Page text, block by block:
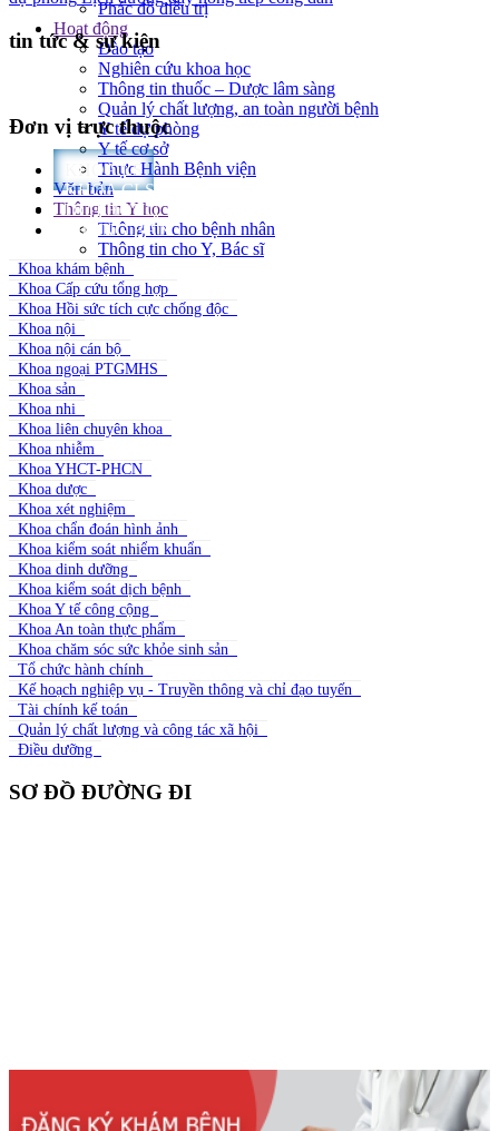
Phác đồ điều trị
Hoạt động
Đào tạo
Nghiên cứu khoa học
Thông tin thuốc – Dược lâm sàng
Quản lý chất lượng, an toàn người bệnh
Y tế dự phòng
Y tế cơ sở
Thực Hành Bệnh viện
Văn bản
Thông tin Y học
Thông tin cho bệnh nhân
Thông tin cho Y, Bác sĩ
tin tức & sự kiện
Đơn vị trực thuộc
KHOA LS
KHOA CLS
DỰ PHÒNG
PHÒNG BAN
Khoa khám bệnh
Khoa Cấp cứu tổng hợp
Khoa Hồi sức tích cực chống độc
Khoa nội
Khoa nội cán bộ
Khoa ngoại PTGMHS
Khoa sản
Khoa nhi
Khoa liên chuyên khoa
Khoa nhiễm
Khoa YHCT-PHCN
Khoa dược
Khoa xét nghiệm
Khoa chẩn đoán hình ảnh
Khoa kiểm soát nhiểm khuẩn
Khoa dinh dưỡng
Khoa kiểm soát dịch bệnh
Khoa Y tế công cộng
Khoa An toàn thực phẩm
Khoa chăm sóc sức khỏe sinh sản
Tổ chức hành chính
Kế hoạch nghiệp vụ - Truyền thông và chỉ đạo tuyến
Tài chính kế toán
Quản lý chất lượng và công tác xã hội
Điều dưỡng
SƠ ĐỒ ĐƯỜNG ĐI